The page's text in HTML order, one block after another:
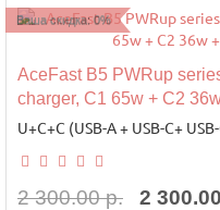
Ваша скидка: 0%
AceFast B5 PWRup
charger, C1 65w + C2
U+C+C (USB-A + USB-C+
2 300.00 р. 2